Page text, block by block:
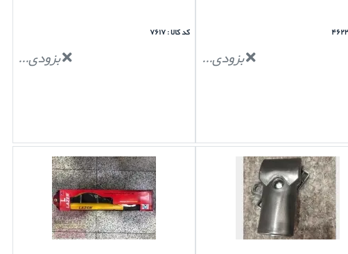
بزودی...
کد کالا : ۷۶۱۷
بزودی...